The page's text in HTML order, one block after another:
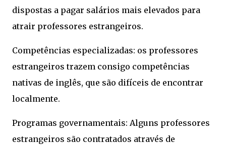
dispostas a pagar salários mais elevados para
atrair professores estrangeiros.
Competências especializadas: os professores
estrangeiros trazem consigo competências
nativas de inglês, que são difíceis de encontrar
localmente.
Programas governamentais: Alguns professores
estrangeiros são contratados através de